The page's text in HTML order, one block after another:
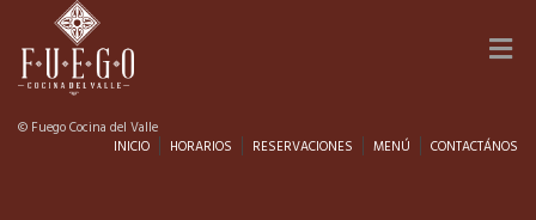
© Fuego Cocina del Valle
INICIO
HORARIOS RESERVACIONES MENÚ CONTACTÁNOS